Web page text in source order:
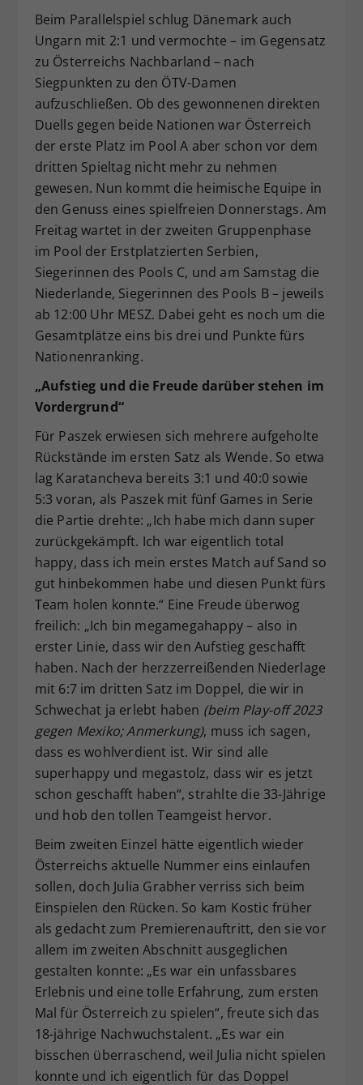
Beim Parallelspiel schlug Dänemark auch
Ungarn mit 2:1 und vermochte – im Gegensatz
zu Österreichs Nachbarland – nach
Siegpunkten zu den ÖTV-Damen
aufzuschließen. Ob des gewonnenen direkten
Duells gegen beide Nationen war Österreich
der erste Platz im Pool A aber schon vor dem
dritten Spieltag nicht mehr zu nehmen
gewesen. Nun kommt die heimische Equipe in
den Genuss eines spielfreien Donnerstags. Am
Freitag wartet in der zweiten Gruppenphase
im Pool der Erstplatzierten Serbien,
Siegerinnen des Pools C, und am Samstag die
Niederlande, Siegerinnen des Pools B – jeweils
ab 12:00 Uhr MESZ. Dabei geht es noch um die
Gesamtplätze eins bis drei und Punkte fürs
Nationenranking.
„Aufstieg und die Freude darüber stehen im
Vordergrund“
Für Paszek erwiesen sich mehrere aufgeholte
Rückstände im ersten Satz als Wende. So etwa
lag Karatancheva bereits 3:1 und 40:0 sowie
5:3 voran, als Paszek mit fünf Games in Serie
die Partie drehte: „Ich habe mich dann super
zurückgekämpft. Ich war eigentlich total
happy, dass ich mein erstes Match auf Sand so
gut hinbekommen habe und diesen Punkt fürs
Team holen konnte.“ Eine Freude überwog
freilich: „Ich bin megamegahappy – also in
erster Linie, dass wir den Aufstieg geschafft
haben. Nach der herzzerreißenden Niederlage
mit 6:7 im dritten Satz im Doppel, die wir in
Schwechat ja erlebt haben (beim Play-off 2023
gegen Mexiko; Anmerkung), muss ich sagen,
dass es wohlverdient ist. Wir sind alle
superhappy und megastolz, dass wir es jetzt
schon geschafft haben“, strahlte die 33-Jährige
und hob den tollen Teamgeist hervor.
Beim zweiten Einzel hätte eigentlich wieder
Österreichs aktuelle Nummer eins einlaufen
sollen, doch Julia Grabher verriss sich beim
Einspielen den Rücken. So kam Kostic früher
als gedacht zum Premierenauftritt, den sie vor
allem im zweiten Abschnitt ausgeglichen
gestalten konnte: „Es war ein unfassbares
Erlebnis und eine tolle Erfahrung, zum ersten
Mal für Österreich zu spielen“, freute sich das
18-jährige Nachwuchstalent. „Es war ein
bisschen überraschend, weil Julia nicht spielen
konnte und ich eigentlich für das Doppel